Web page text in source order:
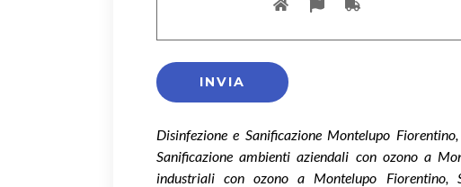
Disinfezione e Sanificazione Montelupo
Sanificazione ambienti aziendali con ozono a
industriali con ozono a Montelupo Fiorentino,